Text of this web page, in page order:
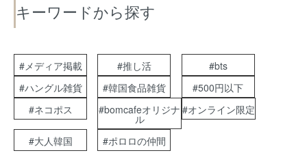
キーワードから探す
#メディア掲載 #推し活
#bts
#ハングル雑貨
#韓国食品雑貨
#500円以下
#ネコポス
#bomcafeオリジナ
ル
#オンライン限定
#大人韓国 #ポロロの仲間